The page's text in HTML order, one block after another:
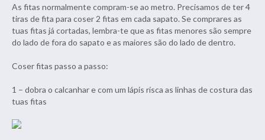
As fitas normalmente compram-se ao metro. Precisamos de ter 4
tiras de fita para coser 2 fitas em cada sapato. Se comprares as
tuas fitas já cortadas, lembra-te que as fitas menores são sempre
do lado de fora do sapato e as maiores são do lado de dentro.
Coser fitas passo a passo:
1 – dobra o calcanhar e com um lápis risca as linhas de costura das
tuas fitas